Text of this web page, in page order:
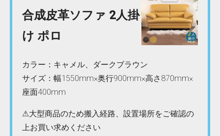
合成皮革ソファ 2人掛
け ポロ
カラー：キャメル、ダークブラウン
サイズ：幅1550mm×奥行900mm×高さ870mm×
座面400mm
⚠大型商品のため搬入経路、設置場所をご確認の
上お買い求めください